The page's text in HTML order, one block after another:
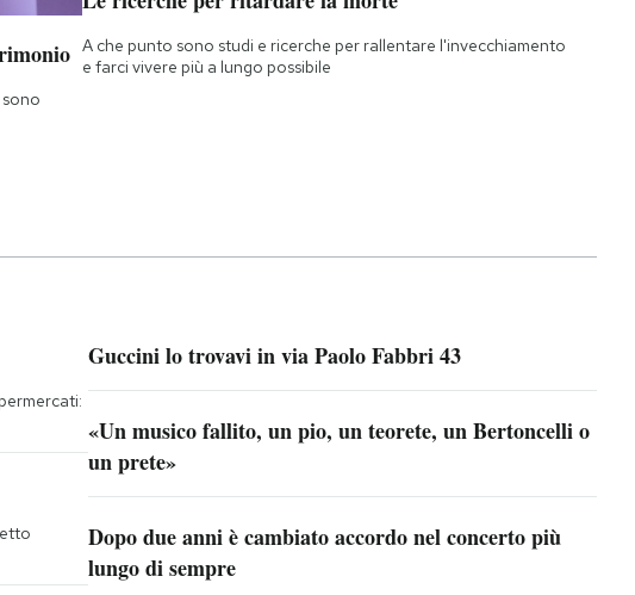
A che punto sono studi e ricerche per rallentare l'invecchiamento
e farci vivere più a lungo possibile
Guccini lo trovavi in via Paolo Fabbri 43
«Un musico fallito, un pio, un teorete, un Bertoncelli o
un prete»
Dopo due anni è cambiato accordo nel concerto più
lungo di sempre